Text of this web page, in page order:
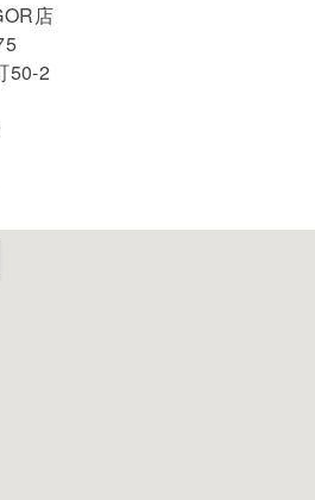
店
50-2